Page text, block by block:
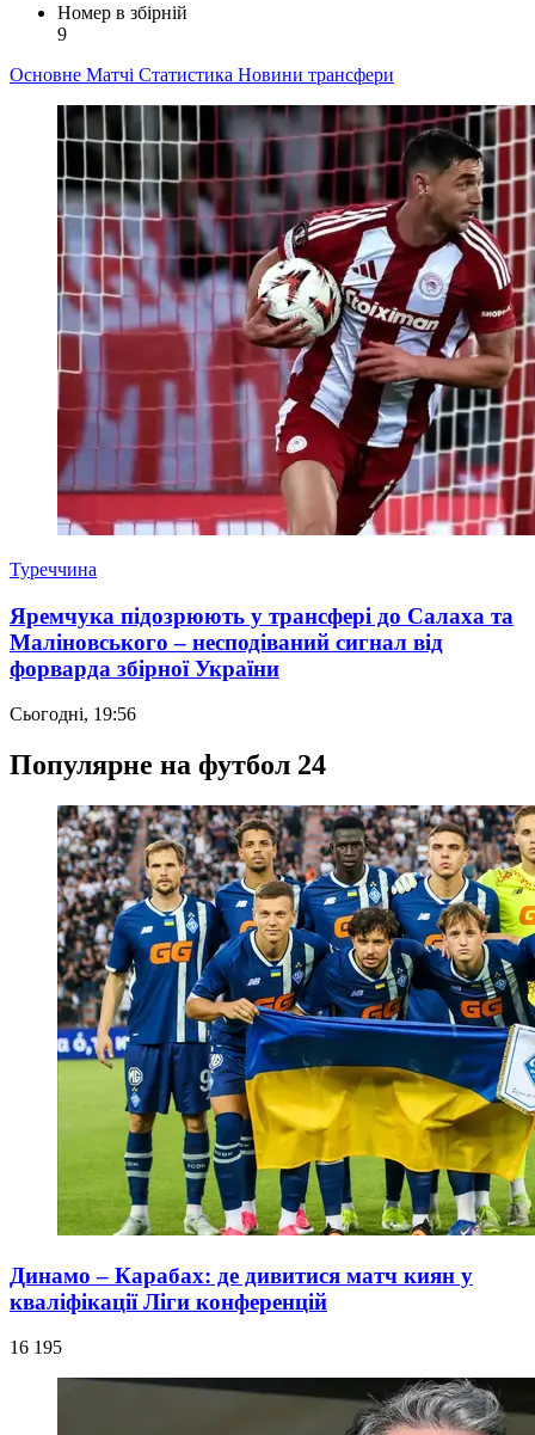
Номер в збірній
9
Основне Матчі Статистика Новини трансфери
Туреччина
Яремчука підозрюють у трансфері до Салаха та
Маліновського – несподіваний сигнал від
форварда збірної України
Сьогодні, 19:56
Популярне на футбол 24
Динамо – Карабах: де дивитися матч киян у
кваліфікації Ліги конференцій
16 195